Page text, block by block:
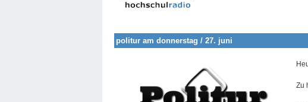
politur am donnerstag / 27. juni
Zu